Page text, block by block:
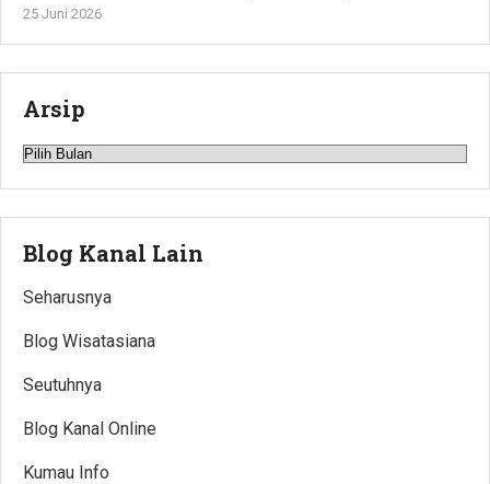
25 Juni 2026
Arsip
Arsip
Blog Kanal Lain
Seharusnya
Blog Wisatasiana
Seutuhnya
Blog Kanal Online
Kumau Info